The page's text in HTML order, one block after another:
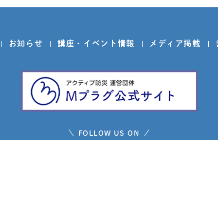
お知らせ 講座・イベント情報 メディア掲載
FOLLOW US ON